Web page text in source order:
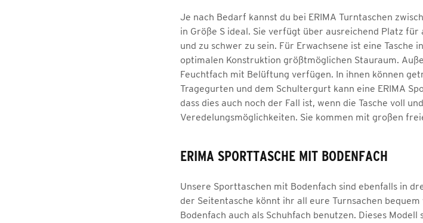
Je nach Bedarf kannst du bei ERIMA Turntaschen
in Größe S ideal. Sie verfügt über ausreichend Platz
und zu schwer zu sein. Für Erwachsene ist eine
optimalen Konstruktion größtmöglichen Stauraum.
Feuchtfach mit Belüftung verfügen. In ihnen können
Tragegurten und dem Schultergurt kann eine ERIMA
dass dies auch noch der Fall ist, wenn die Tasche voll
Veredelungsmöglichkeiten. Sie kommen mit großen
ERIMA SPORTTASCHE MIT BODENFACH
Unsere Sporttaschen mit Bodenfach sind ebenfalls in
der Seitentasche könnt ihr all eure Turnsachen
Bodenfach auch als Schuhfach benutzen. Dieses